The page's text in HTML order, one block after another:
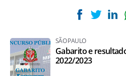
SÃO PAULO
Gabarito e
2022/2023